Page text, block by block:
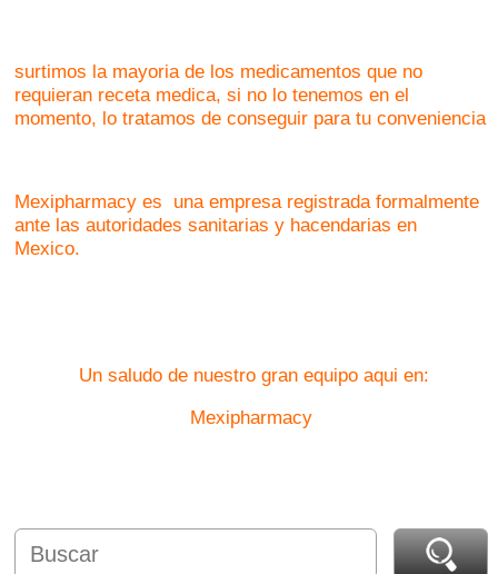
surtimos la mayoria de los medicamentos que no
requieran receta medica, si no lo tenemos en el
momento, lo tratamos de conseguir para tu conveniencia
Mexipharmacy es una empresa registrada formalmente
ante las autoridades sanitarias y hacendarias en
Mexico.
Un saludo de nuestro gran equipo aqui en:
Mexipharmacy